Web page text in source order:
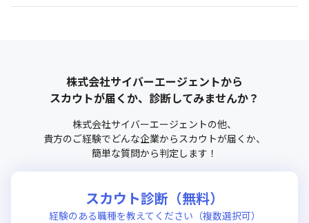
株式会社サイバーエージェントから
スカウトが届くか、診断してみませんか？
株式会社サイバーエージェントの他、
貴方のご経験でどんな企業からスカウトが届くか、
簡単な質問から判定します！
スカウト診断（無料）
経験のある職種を教えてください（複数選択可）